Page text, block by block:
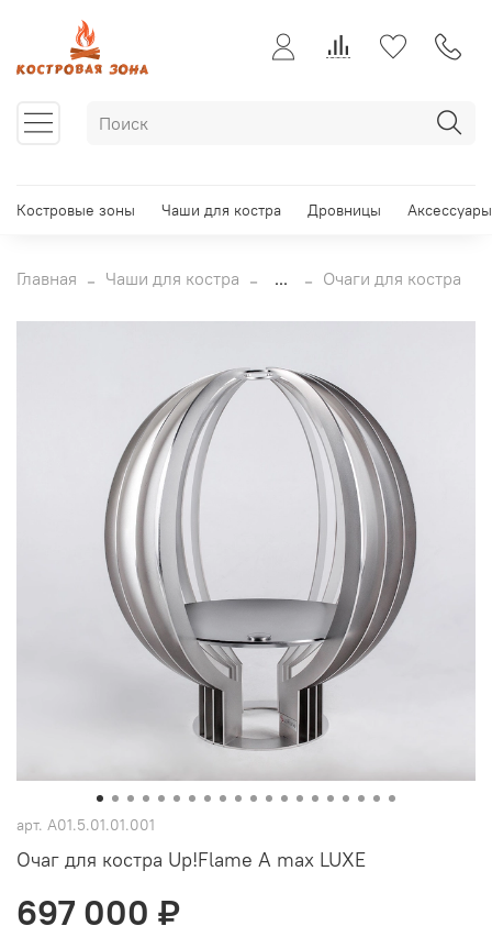
Костровые зоны Чаши для костра Дровницы Аксессуары
Главная Чаши для костра ... Очаги для костра
арт. А01.5.01.01.001
Очаг для костра Up!Flame A max LUXE
697 000 ₽